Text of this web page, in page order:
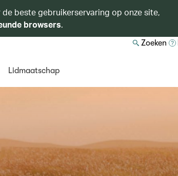
beste gebruikerservaring op onze site,
browsers.
Zoeken
Lidmaatschap